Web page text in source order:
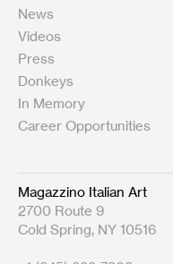
News
Videos
Press
Donkeys
In Memory
Career Opportunities
Magazzino Italian Art
2700 Route 9
Cold Spring, NY 10516